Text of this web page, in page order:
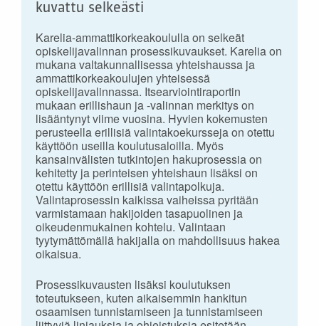
kuvattu selkeästi
Karelia-ammattikorkeakoululla on selkeät
opiskelijavalinnan prosessikuvaukset. Karelia on
mukana valtakunnallisessa yhteishaussa ja
ammattikorkeakoulujen yhteisessä
opiskelijavalinnassa. Itsearviointiraportin
mukaan erillishaun ja -valinnan merkitys on
lisääntynyt viime vuosina. Hyvien kokemusten
perusteella erillisiä valintakoekursseja on otettu
käyttöön useilla koulutusaloilla. Myös
kansainvälisten tutkintojen hakuprosessia on
kehitetty ja perinteisen yhteishaun lisäksi on
otettu käyttöön erillisiä valintapolkuja.
Valintaprosessin kaikissa vaiheissa pyritään
varmistamaan hakijoiden tasapuolinen ja
oikeudenmukainen kohtelu. Valintaan
tyytymättömällä hakijalla on mahdollisuus hakea
oikaisua.
Prosessikuvausten lisäksi koulutuksen
toteutukseen, kuten aikaisemmin hankitun
osaamisen tunnistamiseen ja tunnistamiseen